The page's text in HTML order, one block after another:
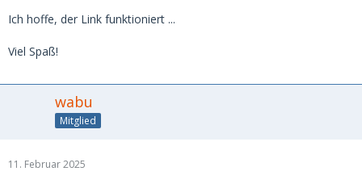
Ich hoffe, der Link funktioniert ...
Viel Spaß!
wabu
Mitglied
11. Februar 2025